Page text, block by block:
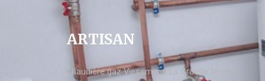
ARTISAN
chaudière gaz Viessmann La Grande Motte